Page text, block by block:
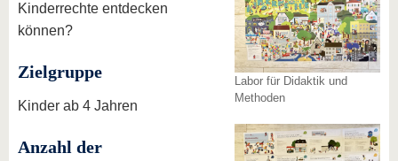
Labor für Didaktik und
Methoden
Kinderrechte entdecken
können?
Zielgruppe
Kinder ab 4 Jahren
Anzahl der